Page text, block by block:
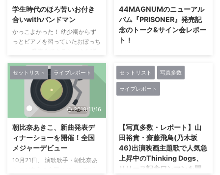
ートで6位、ウィークリーチャー
トでは9位と、トップ10入りを果
たした。その勢いへ連なるように
過去の作品たちもふたたび数字を
伸ばせば、イベントでも、つねに
ダービースティー。 昨年秋に行
ったTSUTAYA O-EASTでのワン
マン公演を成功へ導いた勢いを持
って、彼女たちは、結成5周年興
行として5月31日(金)にマイナビ
BLITZ赤坂の舞台に立つ。その日
へ向け、今も彼女たち ...
ドと2つのスタイルに分けた全国
ツアーを実施。同ツアーのファイ
ナル公演を、12月20日に大阪
NHKホールで行った。根本要(ス
池田綾子、光永亮太、森大輔がゲ
スト参加したスペシャルライブ
「STEP BY STEP CONCERT
学生時代のほろ苦いお付き
合いwithバンドマン
かっこよかった！ 幼少期からず
っとピアノを習っていたおぼっち
一方、バンドで長髪を振り乱しな
がら低く構えたギターを弾きつつ
歌う姿はどこか冷めた感じがし
て、自分の彼ながら、素敵！と毎
回思っていました。 大抵の楽器
はこなせるし、作詞作曲も出来る
しと、鼻高々で学祭に見に行って
いたものです。 これまで自分が
聴いていたものに加え、彼と付き
合ったことで、より間口が広がり
44MAGNUMのニューアル
バム『PRISONER』発売記
念のトーク&サイン会レポー
ト！
ク&サイン会が２月１１日１８時
３０分からタワーレコード渋谷店
５Ｆイベントスペースで開催され
ことＰＡＵＬとMr.44MAGNUM
Ｊｒ．」ＳＴＥＶＩＥの2名がメ
ンバーを代表して出演。実父のバ
ンドに実子が加入して、親子で
vocalを担当するという世界的に
セットリスト ライブレポート
2018/11/16
朝比奈あきこ、新曲発表デ
ィナーショーを開催！全国
メジャーデビュー
10月21日、 演歌歌手・朝比奈あ
セットリスト 写真多数
ライブレポート
【写真多数・レポート】山
田裕貴・齋藤飛鳥(乃木坂
46)出演映画主題歌で人気急
上昇中のThinking Dogs、
リリース記念ワンマンを開